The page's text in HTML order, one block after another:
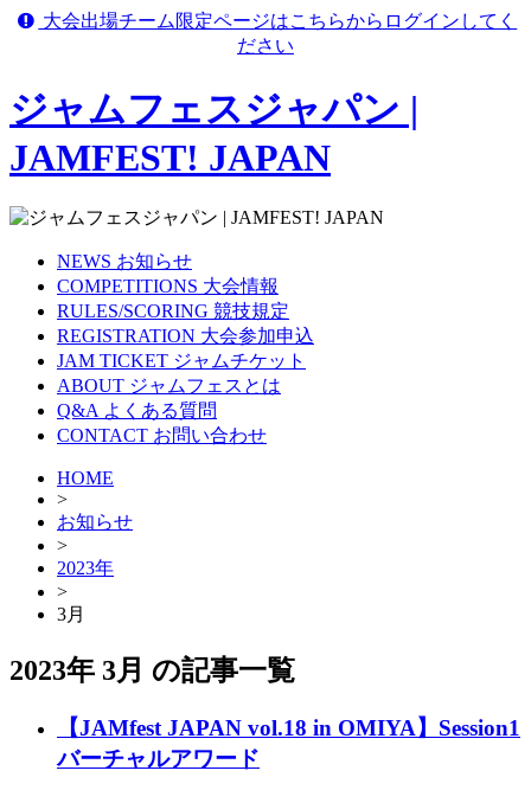
大会出場チーム限定ページはこちらからログインしてく
ださい
ジャムフェスジャパン |
JAMFEST! JAPAN
NEWS お知らせ
COMPETITIONS 大会情報
RULES/SCORING 競技規定
REGISTRATION 大会参加申込
JAM TICKET ジャムチケット
ABOUT ジャムフェスとは
Q&A よくある質問
CONTACT お問い合わせ
HOME
>
お知らせ
>
2023年
>
3月
2023年 3月 の記事一覧
【JAMfest JAPAN vol.18 in OMIYA】Session1
バーチャルアワード